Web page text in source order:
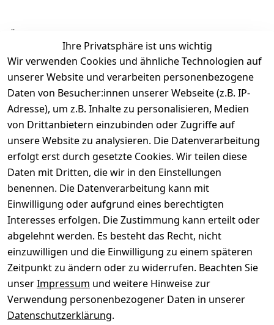
Ähnliche Produkte
Ihre Privatsphäre ist uns wichtig
Wir verwenden Cookies und ähnliche Technologien auf
unserer Website und verarbeiten personenbezogene
Daten von Besucher:innen unserer Webseite (z.B. IP-
Adresse), um z.B. Inhalte zu personalisieren, Medien
von Drittanbietern einzubinden oder Zugriffe auf
unsere Website zu analysieren. Die Datenverarbeitung
erfolgt erst durch gesetzte Cookies. Wir teilen diese
Daten mit Dritten, die wir in den Einstellungen
benennen. Die Datenverarbeitung kann mit
Einwilligung oder aufgrund eines berechtigten
Interesses erfolgen. Die Zustimmung kann erteilt oder
abgelehnt werden. Es besteht das Recht, nicht
einzuwilligen und die Einwilligung zu einem späteren
Zeitpunkt zu ändern oder zu widerrufen. Beachten Sie
unserImpressum und weitere Hinweise zur
Verwendung personenbezogener Daten in unserer
Datenschutzerklärung.
Rechtliches
AGB
Impressum
Datenschutze
rklärung
Barrierefreihe
itserklärung
Widerrufsrec
ht
Über uns
Kontakt
Registrieren
Kataloge zum
Download
Pflege &
Kundendienst
Kiefermöbel
Hilfe
Wir
versenden
mit
Zahle
bequem per